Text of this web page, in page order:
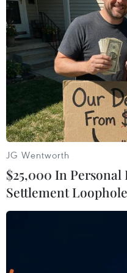
mức cao, trong khi
nghiệp gia tăng một
hưởng nghiêm trọng
trong suốt hơn 1 năm
JG Wentworth
$25,000 In Personal
Settlement